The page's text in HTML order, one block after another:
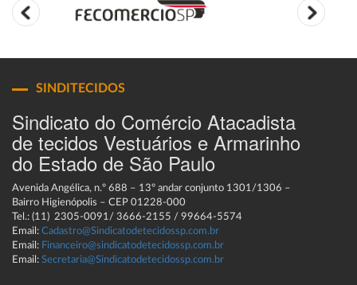
SINDITECIDOS
Sindicato do Comércio Atacadista
de tecidos Vestuários e Armarinho
do Estado de São Paulo
Avenida Angélica, n.º 688 – 13º andar conjunto 1301/1306 –
Bairro Higienópolis – CEP 01228-000
Tel.: (11) 2305-0091/ 3666-2155 / 99664-5574
Email: Cadastro@Sindicatodetecidossp.com.br
Email: Financeiro@sindicatodetecidossp.com.br
Email: Secretaria@Sindicatodetecidossp.com.br